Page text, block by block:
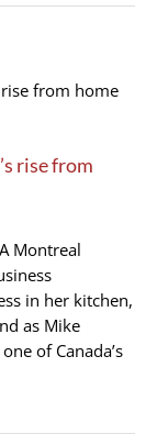
rise from
Montreal
in her kitchen,
as Mike
of Canada’s